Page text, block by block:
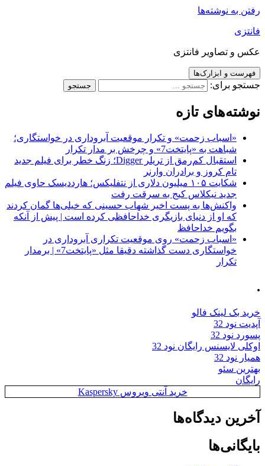
رفتن به نوشته‌ها
فانتزی
عکس و تصاویر فانتزی
فهرست و ابزارک‌ها
جستجو برای:
نوشته‌های تازه
«اسباب زحمت» و تکرار موقعیت آبروداری در خواستگاری؛
شباهت به «پایتخت7» و چرخش بر مدار تکرار
استقبال کم‌رمق از تریلر Digger؛ زنگ خطر برای فیلم جدید
تام کروز و برادران وارنر
شکایت ۱۰۵ میلیون دلاری از نتفلیکس؛ هارددیسک حاوی فیلم
جدید نیکلاس کیج به سرقت رفت
واکنش‌ها به پست اخیر شهاب حسینی که خیلی‌ها گمان کردند
که او از دنیای بازیگری خداحافظی کرده است | پیش از آنکه
بگویم خداحافظ
«اسباب زحمت» روی موقعیت تکراری آبروداری در
خواستگاری دست گذاشته دقیقا مثل «پایتخت7» | برمدار
تکرار
.
خرید بک لینک فالو
آپدیت نود 32
پسورد نود 32
اوکلی لایسنس رایگان نود 32
همیار نود 32
بهترین سئو
رایگان
خرید آنتی ویروس Kaspersky
آخرین دیدگاه‌ها
بایگانی‌ها